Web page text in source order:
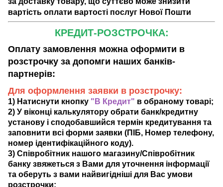
вартість оплати вартості послуг Нової Пошти
КРЕДИТ-РОЗСТРОЧКА:
Оплату замовлення можна оформити в
розстрочку за допомги наших банків-
партнерів:
Для оформлення заявки в розстрочку:
1) Натиснути кнопку "В Кредит" в обраному товарі;
2) У віконці калькулятору обрати банк/кредитну
установу і сподобавшийся термін кредитування та
заповнити всі форми заявки (ПІБ, Номер телефону,
номер ідентифікаційного коду).
3) Співробітник нашого магазину/Співробітник
банку звяжеться з Вами для уточнення інформації
та оберуть з вами найвигідніші для Вас умови
розстрочки;